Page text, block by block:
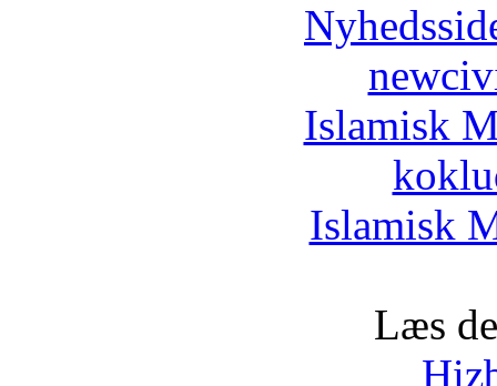
Islamisk
Islamisk
Læs